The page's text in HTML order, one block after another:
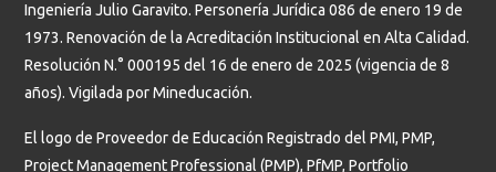
Ingeniería Julio Garavito. Personería Jurídica 086 de enero 19 de
1973. Renovación de la Acreditación Institucional en Alta Calidad.
Resolución N.° 000195 del 16 de enero de 2025 (vigencia de 8
años). Vigilada por Mineducación.
El logo de Proveedor de Educación Registrado del PMI, PMP,
Project Management Professional (PMP), PfMP, Portfolio